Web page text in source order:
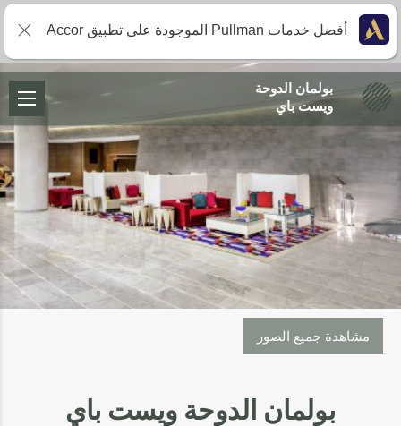
مشاهدة جميع الصور
بولمان الدوحة ويست باي
بولمان الدوحة
ويست باي
أفضل خدمات Pullman الموجودة على تطبيق Accor